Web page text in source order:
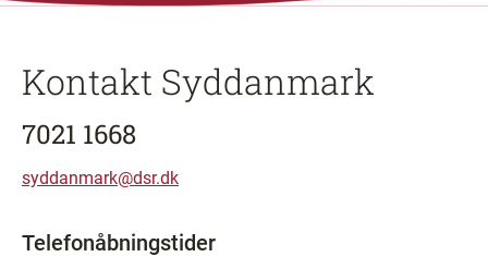
Kontakt Syddanmark
7021 1668
syddanmark@dsr.dk
Telefonåbningstider